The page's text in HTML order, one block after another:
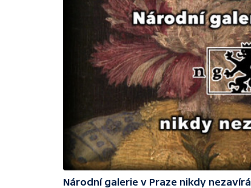
Národní galerie v Praze nikdy nezavírá